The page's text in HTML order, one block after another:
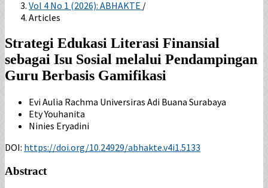
Vol 4 No 1 (2026): ABHAKTE /
Articles
Strategi Edukasi Literasi Finansial
sebagai Isu Sosial melalui Pendampingan
Guru Berbasis Gamifikasi
Evi Aulia Rachma Universiras Adi Buana Surabaya
Ety Youhanita
Ninies Eryadini
DOI: https://doi.org/10.24929/abhakte.v4i1.5133
Abstract